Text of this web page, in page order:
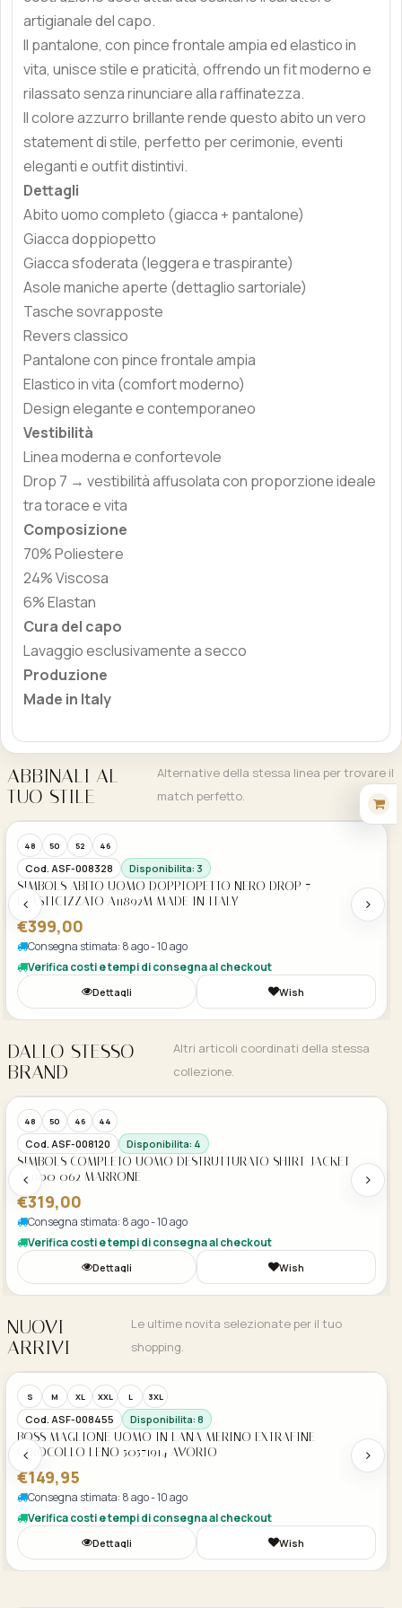
artigianale del capo.
Il pantalone, con pince frontale ampia ed elastico in
vita, unisce stile e praticità, offrendo un fit moderno e
rilassato senza rinunciare alla raffinatezza.
Il colore azzurro brillante rende questo abito un vero
statement di stile, perfetto per cerimonie, eventi
eleganti e outfit distintivi.
Dettagli
Abito uomo completo (giacca + pantalone)
Giacca doppiopetto
Giacca sfoderata (leggera e traspirante)
Asole maniche aperte (dettaglio sartoriale)
Tasche sovrapposte
Revers classico
Pantalone con pince frontale ampia
Elastico in vita (comfort moderno)
Design elegante e contemporaneo
Vestibilità
Linea moderna e confortevole
Drop 7 → vestibilità affusolata con proporzione ideale
tra torace e vita
Composizione
70% Poliestere
24% Viscosa
6% Elastan
Cura del capo
Lavaggio esclusivamente a secco
Produzione
Made in Italy
ABBINALI AL
TUO STILE
Alternative della stessa linea per trovare il
match perfetto.
Acquisto Veloce
48 50 52 46
Cod. ASF-008328 Disponibilita: 3
SIMBOLS ABITO UOMO DOPPIOPETTO NERO DROP 7
ELASTICIZZATO A11892M MADE IN ITALY
€399,00
Consegna stimata: 8 ago - 10 ago
Verifica costi e tempi di consegna al checkout
Dettagli Wish
DALLO STESSO
BRAND
Altri articoli coordinati della stessa
collezione.
Acquisto Veloce
48 50 46 44
Cod. ASF-008120 Disponibilita: 4
SIMBOLS COMPLETO UOMO DESTRUTTURATO SHIRT-JACKET
A21100 062 MARRONE
€319,00
Consegna stimata: 8 ago - 10 ago
Verifica costi e tempi di consegna al checkout
Dettagli Wish
NUOVI
ARRIVI
Le ultime novita selezionate per il tuo
shopping.
Acquisto Veloce
S M XL XXL L 3XL
Cod. ASF-008455 Disponibilita: 8
BOSS MAGLIONE UOMO IN LANA MERINO EXTRAFINE
GIROCOLLO LENO 50571914 AVORIO
€149,95
Consegna stimata: 8 ago - 10 ago
Verifica costi e tempi di consegna al checkout
Dettagli Wish